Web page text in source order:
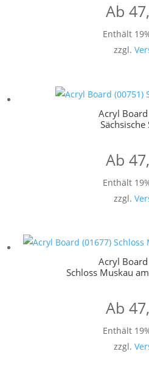
Ab
Enthält
zzgl.
Acryl
Sächsische
Ab
Enthält
zzgl.
Acryl
Schloss Muskau
Ab
Enthält
zzgl.